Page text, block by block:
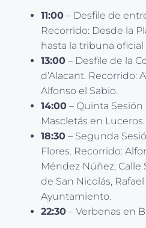
11:00 – Desfile de
Recorrido: Desde la
hasta la tribuna
13:00 – Desfile de la
d’Alacant. Recorrido:
Alfonso el Sabio.
14:00 – Quinta
Mascletás en Luceros.
18:30 – Segunda
Flores. Recorrido:
Méndez Núñez, Calle
de San Nicolás,
Ayuntamiento.
22:30 – Verbenas en